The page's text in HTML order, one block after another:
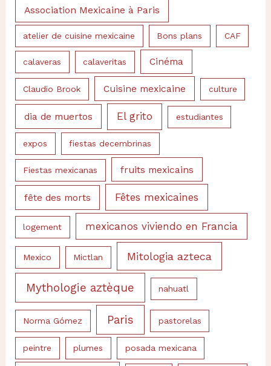
Association Mexicaine à Paris
atelier de cuisine mexicaine Bons plans CAF
calaveras calaveritas Cinéma
Claudio Brook Cuisine mexicaine culture
dia de muertos El grito estudiantes
expos fiestas decembrinas
Fiestas mexicanas fruits mexicains
fête des morts Fêtes mexicaines
logement mexicanos viviendo en Francia
Mexico Mictlan Mitologia azteca
Mythologie aztèque nahuatl
Norma Gómez Paris pastorelas
peintre plumes posada mexicana